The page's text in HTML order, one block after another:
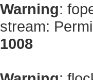
Warning:
stream:
1008